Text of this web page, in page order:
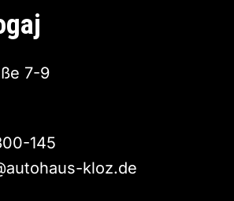
7-9
145
kloz.de